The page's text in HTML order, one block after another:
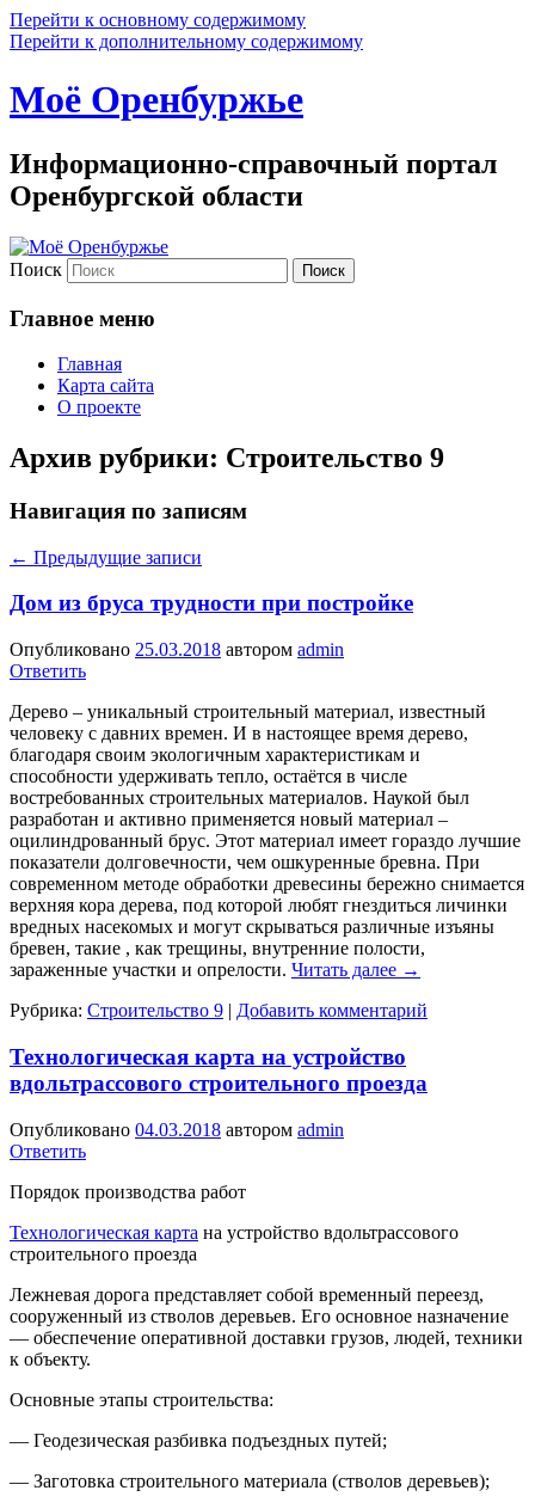
Перейти к основному содержимому
Перейти к дополнительному содержимому
Моё Оренбуржье
Информационно-справочный портал
Оренбургской области
Поиск
Главное меню
Главная
Карта сайта
О проекте
Архив рубрики: Строительство 9
Навигация по записям
← Предыдущие записи
Дом из бруса трудности при постройке
Опубликовано 25.03.2018 автором admin
Ответить
Дерево – уникальный строительный материал, известный
человеку с давних времен. И в настоящее время дерево,
благодаря своим экологичным характеристикам и
способности удерживать тепло, остаётся в числе
востребованных строительных материалов. Наукой был
разработан и активно применяется новый материал –
оцилиндрованный брус. Этот материал имеет гораздо лучшие
показатели долговечности, чем ошкуренные бревна. При
современном методе обработки древесины бережно снимается
верхняя кора дерева, под которой любят гнездиться личинки
вредных насекомых и могут скрываться различные изъяны
бревен, такие , как трещины, внутренние полости,
зараженные участки и опрелости. Читать далее →
Рубрика: Строительство 9 | Добавить комментарий
Технологическая карта на устройство
вдольтрассового строительного проезда
Опубликовано 04.03.2018 автором admin
Ответить
Порядок производства работ
Технологическая карта на устройство вдольтрассового
строительного проезда
Лежневая дорога представляет собой временный переезд,
сооруженный из стволов деревьев. Его основное назначение
— обеспечение оперативной доставки грузов, людей, техники
к объекту.
Основные этапы строительства:
— Геодезическая разбивка подъездных путей;
— Заготовка строительного материала (стволов деревьев);